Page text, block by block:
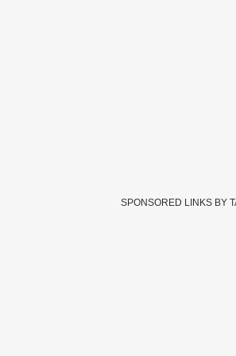
SPONSORED LINKS BY